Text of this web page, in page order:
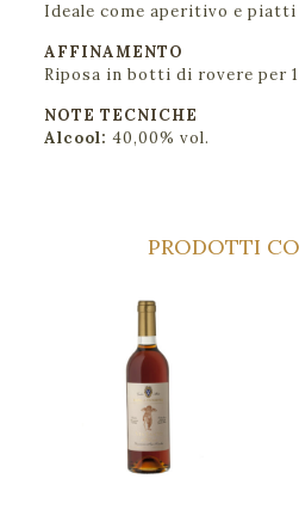
Ideale come aperitivo e piatti
AFFINAMENTO
Riposa in botti di rovere per
NOTE TECNICHE
Alcool: 40,00% vol.
PRODOTTI